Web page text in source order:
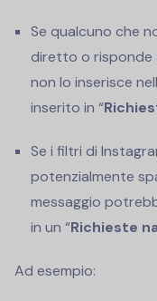
Se qualcuno che
diretto o risponde
non lo inserisce
inserito in “
Se i filtri di
potenzialmente
messaggio
in un “Richieste
Ad esempio: